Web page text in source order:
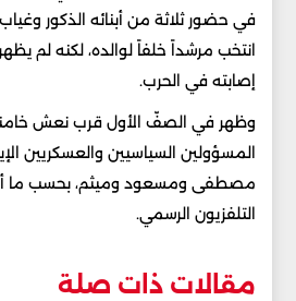
في حضور ثلاثة من أبنائه الذكور
انتخب مرشداً خلفاً لوالده، لكنه لم
إصابته في الحرب.
وظهر في الصفّ الأول قرب نعش
المسؤولين السياسيين والعسكريين
مصطفى ومسعود وميثم، بحسب ما
التلفزيون الرسمي.
مقالات ذات صلة